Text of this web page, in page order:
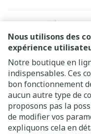
Nous utilisons des
expérience
Notre boutique en
indispensables. Ces
bon fonctionnement
aucun autre type de
proposons pas la
de modifier vos
expliquons cela en
Liens légaux